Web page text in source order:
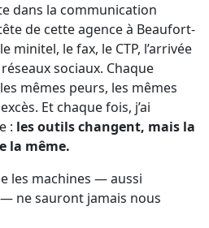
dans la communication
de cette agence à Beaufort-
minitel, le fax, le CTP, l’arrivée
sociaux. Chaque
mêmes peurs, les mêmes
Et chaque fois, j’ai
: les outils changent, mais la
la même.
les machines — aussi
ne sauront jamais nous